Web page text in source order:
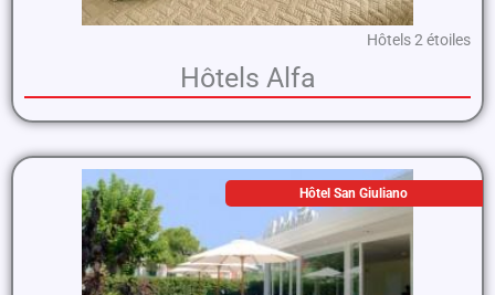
Hôtels 2 étoiles
Hôtels Alfa
Hôtel San Giuliano